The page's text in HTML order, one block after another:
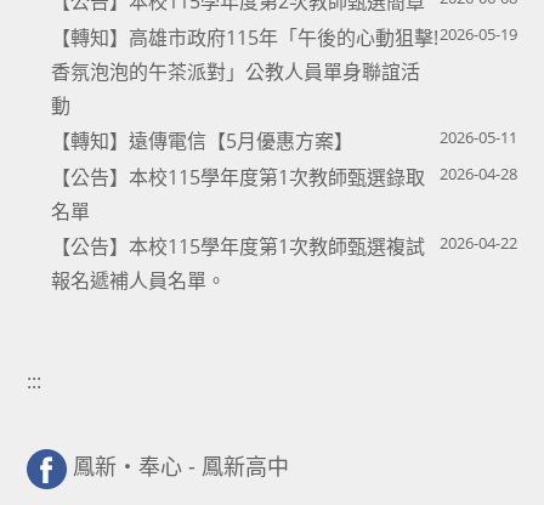
【轉知】高雄市政府115年「午後的心動狙擊!
香氛泡泡的午茶派對」公教人員單身聯誼活
動
2026-05-19
【轉知】遠傳電信【5月優惠方案】 2026-05-11
【公告】本校115學年度第1次教師甄選錄取
名單
2026-04-28
【公告】本校115學年度第1次教師甄選複試
報名遞補人員名單。
2026-04-22
:::
鳳新・奉心 - 鳳新高中